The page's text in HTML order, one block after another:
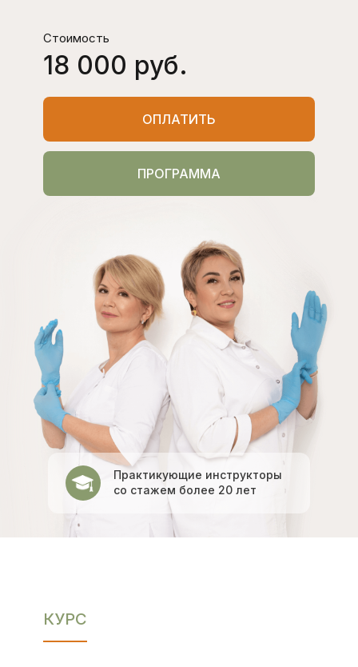
Практикующие инструкторы
со стажем более 20 лет
ПРОГРАММА
18 000 руб.
Стоимость
ОПЛАТИТЬ
КУРС